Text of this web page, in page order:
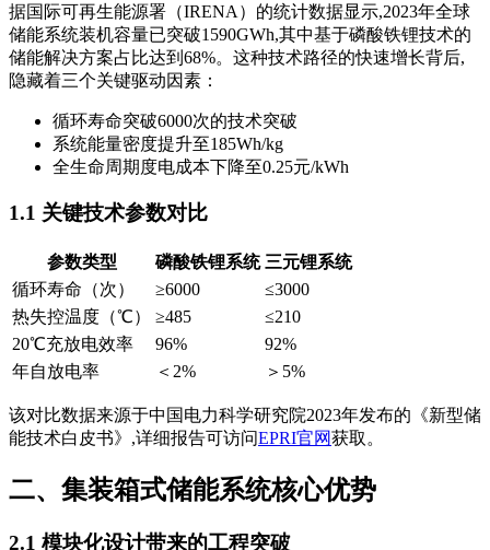
据国际可再生能源署（IRENA）的统计数据显示,2023年全球
储能系统装机容量已突破1590GWh,其中基于磷酸铁锂技术的
储能解决方案占比达到68%。这种技术路径的快速增长背后,
隐藏着三个关键驱动因素：
循环寿命突破6000次的技术突破
系统能量密度提升至185Wh/kg
全生命周期度电成本下降至0.25元/kWh
1.1 关键技术参数对比
参数类型 磷酸铁锂系统 三元锂系统
循环寿命（次）
≥6000
≤3000
热失控温度（℃）
≥485
≤210
20℃充放电效率
96%
92%
年自放电率
＜2% ＞5%
该对比数据来源于中国电力科学研究院2023年发布的《新型储
能技术白皮书》,详细报告可访问EPRI官网获取。
二、集装箱式储能系统核心优势
2.1 模块化设计带来的工程突破